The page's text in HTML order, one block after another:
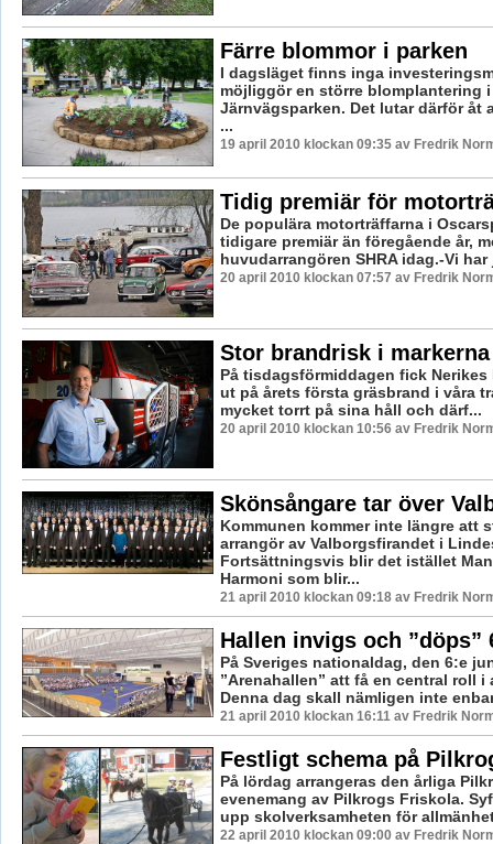
Färre blommor i parken
I dagsläget finns inga
möjliggör en större blomplantering i
Järnvägsparken. Det lutar därför åt
...
19 april 2010 klockan 09:35 av Fredrik
Tidig premiär för
De populära motorträffarna i
tidigare premiär än föregående år,
huvudarrangören SHRA idag.-Vi
20 april 2010 klockan 07:57 av Fredrik
Stor brandrisk i markerna
På tisdagsförmiddagen fick Nerikes
ut på årets första gräsbrand i våra
mycket torrt på sina håll och därf...
20 april 2010 klockan 10:56 av Fredrik
Skönsångare tar över
Kommunen kommer inte längre att
arrangör av Valborgsfirandet i
Fortsättningsvis blir det istället
Harmoni som blir...
21 april 2010 klockan 09:18 av Fredrik
Hallen invigs och ”döps”
På Sveriges nationaldag, den 6:e
”Arenahallen” att få en central roll i
Denna dag skall nämligen inte
21 april 2010 klockan 16:11 av Fredrik
Festligt schema på
På lördag arrangeras den årliga
evenemang av Pilkrogs Friskola.
upp skolverksamheten för
22 april 2010 klockan 09:00 av Fredrik